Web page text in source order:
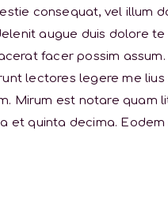
consequat, vel illum
augue duis dolore
facer possim
lectores legere me
Mirum est notare quam
quinta decima.